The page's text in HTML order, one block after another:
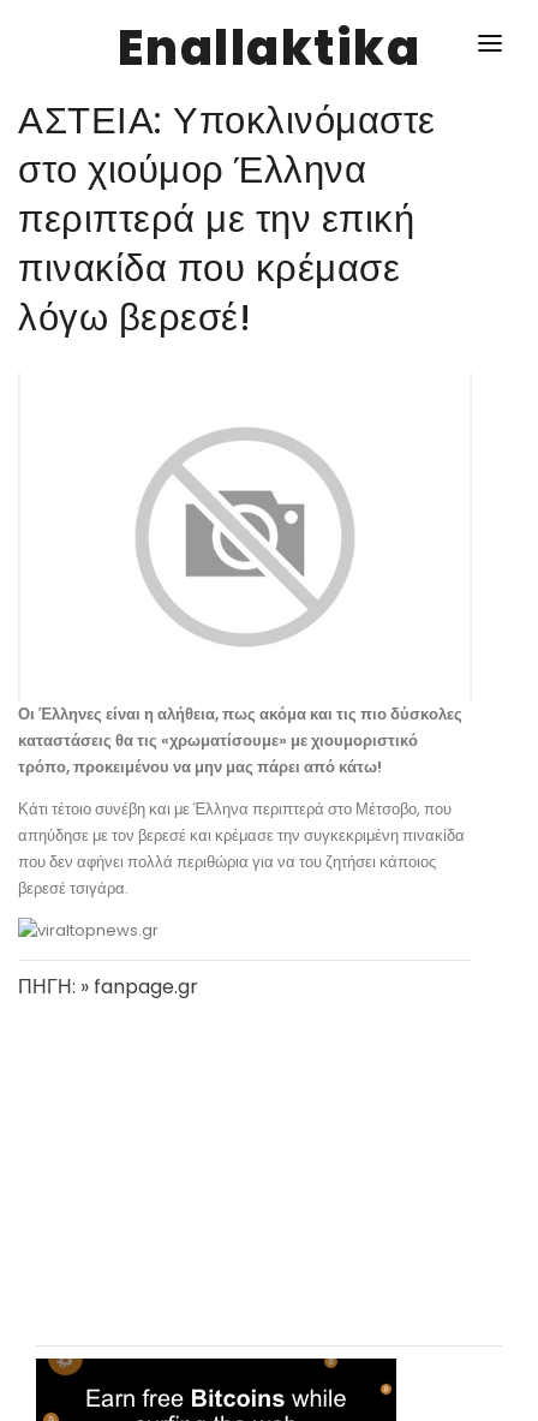
Enallaktika
ΥΓΕΙΑ
ΣΥΝΤΑΓΕΣ
ΔΙΑΦΟΡΑ
ΑΣΤΕΙΑ: Υποκλινόμαστε
στο χιούμορ Έλληνα
περιπτερά με την επική
πινακίδα που κρέμασε
λόγω βερεσέ!
Οι Έλληνες είναι η αλήθεια, πως ακόμα και τις πιο δύσκολες
καταστάσεις θα τις «χρωματίσουμε» με χιουμοριστικό
τρόπο, προκειμένου να μην μας πάρει από κάτω!
Κάτι τέτοιο συνέβη και με Έλληνα περιπτερά στο Μέτσοβο, που
απηύδησε με τον βερεσέ και κρέμασε την συγκεκριμένη πινακίδα
που δεν αφήνει πολλά περιθώρια για να του ζητήσει κάποιος
βερεσέ τσιγάρα.
ΠΗΓΗ: » fanpage.gr